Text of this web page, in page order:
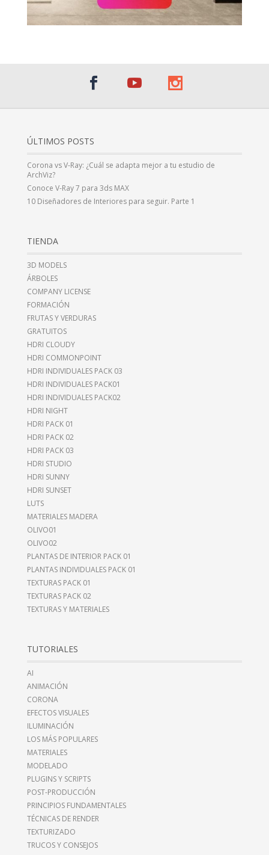
ÚLTIMOS POSTS
Corona vs V-Ray: ¿Cuál se adapta mejor a tu estudio de
ArchViz?
Conoce V-Ray 7 para 3ds MAX
10 Diseñadores de Interiores para seguir. Parte 1
TIENDA
3D MODELS
ÁRBOLES
COMPANY LICENSE
FORMACIÓN
FRUTAS Y VERDURAS
GRATUITOS
HDRI CLOUDY
HDRI COMMONPOINT
HDRI INDIVIDUALES PACK 03
HDRI INDIVIDUALES PACK01
HDRI INDIVIDUALES PACK02
HDRI NIGHT
HDRI PACK 01
HDRI PACK 02
HDRI PACK 03
HDRI STUDIO
HDRI SUNNY
HDRI SUNSET
LUTS
MATERIALES MADERA
OLIVO01
OLIVO02
PLANTAS DE INTERIOR PACK 01
PLANTAS INDIVIDUALES PACK 01
TEXTURAS PACK 01
TEXTURAS PACK 02
TEXTURAS Y MATERIALES
TUTORIALES
AI
ANIMACIÓN
CORONA
EFECTOS VISUALES
ILUMINACIÓN
LOS MÁS POPULARES
MATERIALES
MODELADO
PLUGINS Y SCRIPTS
POST-PRODUCCIÓN
PRINCIPIOS FUNDAMENTALES
TÉCNICAS DE RENDER
TEXTURIZADO
TRUCOS Y CONSEJOS